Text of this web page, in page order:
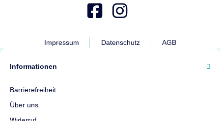
Impressum Datenschutz AGB
Informationen
Barrierefreiheit
Über uns